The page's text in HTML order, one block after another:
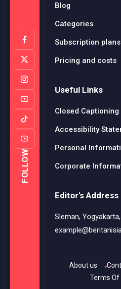
FOLLOW
Blog
Categories
Subscription plans
Pricing and costs
Useful Links
Closed
Accessibility
Personal
Corporate
Editor's Address
Sleman,
About us
Terms Of